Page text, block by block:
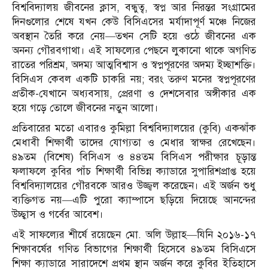
বিশ্ববিদ্যালয় জীবনের ক্লাস, বন্ধুত্ব, স্বপ্ন আর নিরন্তর সংগ্রামের
দিনগুলোর শেষে যখন কেউ বিসিএসের মর্যাদাপূর্ণ মঞ্চে নিজের
অবস্থান তৈরি করে নেয়—তখন সেটি হয়ে ওঠে জীবনের এক
অনন্য গৌরবগাথা। এই সাফল্যের পেছনে লুকানো থাকে অগণিত
রাতের পরিশ্রম, অদম্য আত্মবিশ্বাস ও স্বপ্নপূরণের অদম্য ইচ্ছাশক্তি।
বিসিএস কেবল একটি চাকরি নয়; বরং তরুণ মনের স্বপ্নপূরণের
প্রতীক-যেখানে অধ্যবসায়, প্রেরণা ও দেশসেবার অঙ্গীকার এক
হয়ে গড়ে তোলে জীবনের নতুন আলো।
প্রতিবারের মতো এবারও কুমিল্লা বিশ্ববিদ্যালয়ের (কুবি) একঝাঁক
মেধাবী শিক্ষার্থী তাদের যোগ্যতা ও মেধার স্বাক্ষর রেখেছেন।
৪৯তম (বিশেষ) বিসিএস ও ৪৪তম বিসিএস পরীক্ষার চূড়ান্ত
ফলাফলে কুবির পাঁচ শিক্ষার্থী বিভিন্ন ক্যাডারে সুপারিশপ্রাপ্ত হয়ে
বিশ্ববিদ্যালয়ের গৌরবকে আরও উজ্জ্বল করেছেন। এই অর্জন শুধু
ব্যক্তিগত নয়—এটি পুরো ক্যাম্পাসে ছড়িয়ে দিয়েছে আনন্দের
উচ্ছ্বাস ও গর্বের আবেশ।
এই সাফল্যের শীর্ষে রয়েছেন মো. অলি উল্লাহ—যিনি ২০১৬-১৭
শিক্ষাবর্ষের গণিত বিভাগের শিক্ষার্থী হিসেবে ৪৯তম বিসিএসে
শিক্ষা ক্যাডারে সারাদেশে প্রথম স্থান অর্জন করে কুবির ইতিহাসে